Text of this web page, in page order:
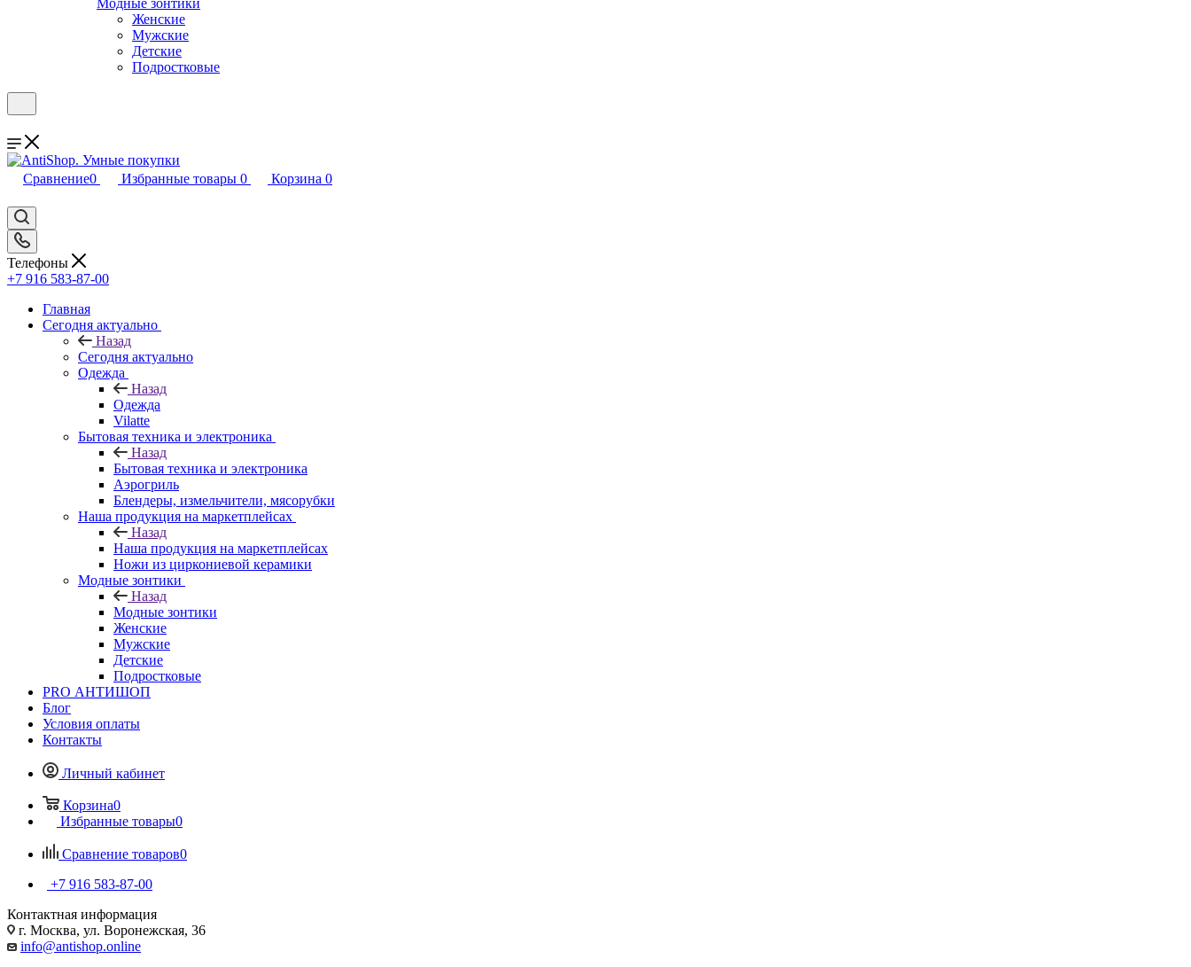
Модные зонтики
Женские
Мужские
Детские
Подростковые
Сравнение0 Избранные товары 0 Корзина 0
Телефоны
+7 916 583-87-00
Главная
Сегодня актуально
Назад
Сегодня актуально
Одежда
Назад
Одежда
Vilatte
Бытовая техника и электроника
Назад
Бытовая техника и электроника
Аэрогриль
Блендеры, измельчители, мясорубки
Наша продукция на маркетплейсах
Назад
Наша продукция на маркетплейсах
Ножи из циркониевой керамики
Модные зонтики
Назад
Модные зонтики
Женские
Мужские
Детские
Подростковые
PRO АНТИШОП
Блог
Условия оплаты
Контакты
Личный кабинет
Корзина0
Избранные товары0
Сравнение товаров0
+7 916 583-87-00
Контактная информация
г. Москва, ул. Воронежская, 36
info@antishop.online